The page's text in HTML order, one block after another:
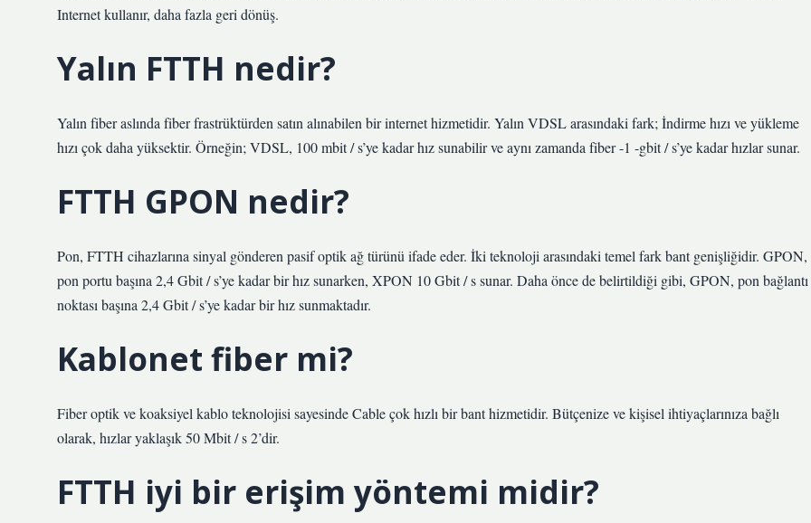
Internet kullanır, daha fazla geri dönüş.
Yalın FTTH nedir?
Yalın fiber aslında fiber frastrüktürden satın alınabilen bir internet hizmetidir. Yalın VDSL arasındaki fark; İndirme hızı ve yükleme
hızı çok daha yüksektir. Örneğin; VDSL, 100 mbit / s’ye kadar hız sunabilir ve aynı zamanda fiber -1 -gbit / s’ye kadar hızlar sunar.
FTTH GPON nedir?
Pon, FTTH cihazlarına sinyal gönderen pasif optik ağ türünü ifade eder. İki teknoloji arasındaki temel fark bant genişliğidir. GPON,
pon portu başına 2,4 Gbit / s’ye kadar bir hız sunarken, XPON 10 Gbit / s sunar. Daha önce de belirtildiği gibi, GPON, pon bağlantı
noktası başına 2,4 Gbit / s’ye kadar bir hız sunmaktadır.
Kablonet fiber mi?
Fiber optik ve koaksiyel kablo teknolojisi sayesinde Cable çok hızlı bir bant hizmetidir. Bütçenize ve kişisel ihtiyaçlarınıza bağlı
olarak, hızlar yaklaşık 50 Mbit / s 2’dir.
FTTH iyi bir erişim yöntemi midir?